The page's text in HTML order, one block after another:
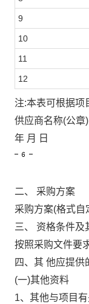
9
10
11
12
注:本表可根据项
供应商名称(公章
年 月 日
二、 采购方案
采购方案(格式自
三、 资格条件及
按照采购文件要
四、其 他应提供
(一)其他资料
1、其他与项目